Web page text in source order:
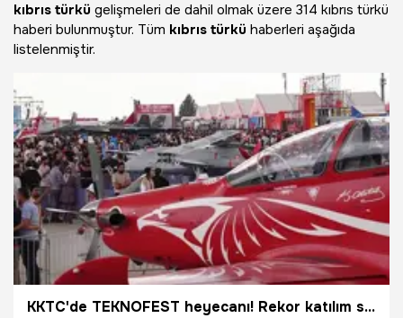
kıbrıs türkü gelişmeleri de dahil olmak üzere 314 kıbrıs türkü
haberi bulunmuştur. Tüm kıbrıs türkü haberleri aşağıda
listelenmiştir.
KKTC'de TEKNOFEST heyecanı! Rekor katılım sağlandı